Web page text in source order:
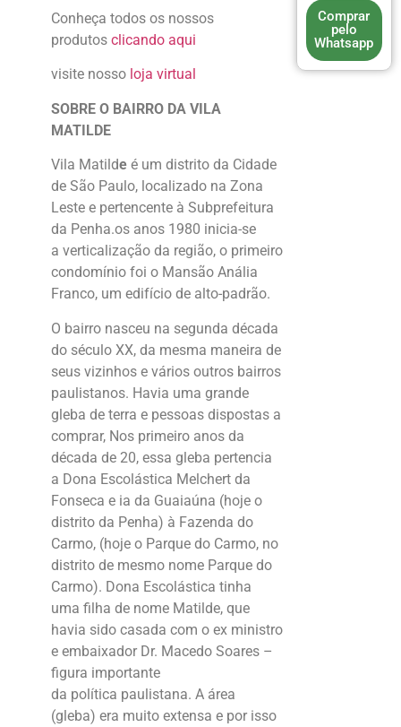
Conheça todos os nossos
produtos clicando aqui
visite nosso loja virtual
SOBRE O BAIRRO DA VILA
MATILDE
Vila Matildeé um distrito da Cidade
de São Paulo, localizado na Zona
Leste e pertencente à Subprefeitura
da Penha.os anos 1980 inicia-se
a verticalização da região, o primeiro
condomínio foi o Mansão Anália
Franco, um edifício de alto-padrão.
O bairro nasceu na segunda década
do século XX, da mesma maneira de
seus vizinhos e vários outros bairros
paulistanos. Havia uma grande
gleba de terra e pessoas dispostas a
comprar, Nos primeiro anos da
década de 20, essa gleba pertencia
a Dona Escolástica Melchert da
Fonseca e ia da Guaiaúna (hoje o
distrito da Penha) à Fazenda do
Carmo, (hoje o Parque do Carmo, no
distrito de mesmo nome Parque do
Carmo). Dona Escolástica tinha
uma filha de nome Matilde, que
havia sido casada com o ex ministro
e embaixador Dr. Macedo Soares–
figura importante
da política paulistana. A área
(gleba) era muito extensa e por isso
Comprar
pelo
Whatsapp